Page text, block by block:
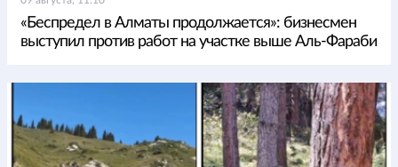
«Беспредел в Алматы продолжается»: бизнесмен
выступил против работ на участке выше Аль-Фараби